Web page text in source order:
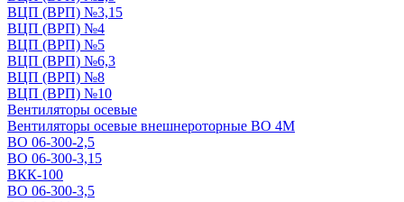
ВЦП (ВРП) №3,15
ВЦП (ВРП) №4
ВЦП (ВРП) №5
ВЦП (ВРП) №6,3
ВЦП (ВРП) №8
ВЦП (ВРП) №10
Вентиляторы осевые
Вентиляторы осевые внешнероторные ВО 4М
ВО 06-300-2,5
ВО 06-300-3,15
ВКК-100
ВО 06-300-3,5